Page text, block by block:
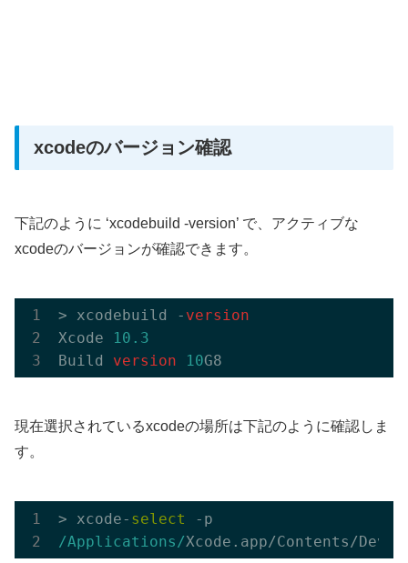
xcodeのバージョン確認
下記のように ‘xcodebuild -version’ で、アクティブな
xcodeのバージョンが確認できます。
> xcodebuild - version
Xcode
10.3
Build version 10
現在選択されているxcodeの場所は下記のように確認しま
す。
> xcode- select
/Applications/